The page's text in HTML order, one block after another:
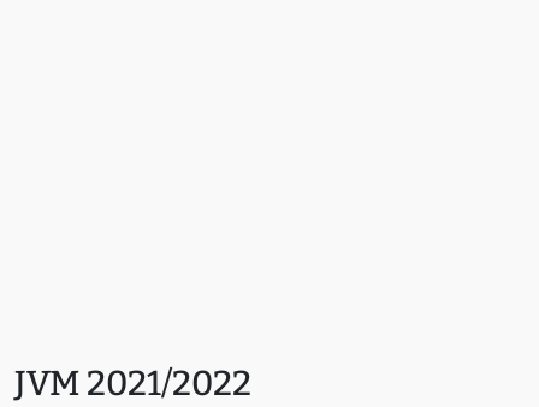
JVM 2021/2022